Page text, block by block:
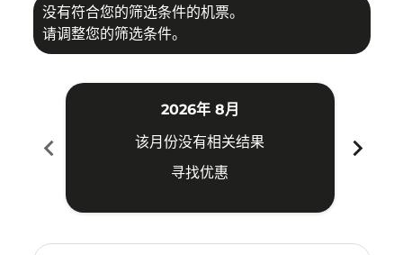
没有符合您的筛选条件的机票。
请调整您的筛选条件。
chevron_left
2026年 8月
该月份没有相关结果
寻找优惠
chevron_right